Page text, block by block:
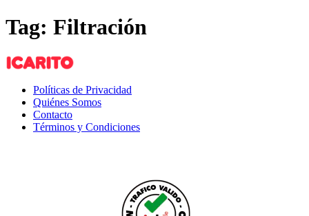
Tag: Filtración
Políticas de Privacidad
Quiénes Somos
Contacto
Términos y Condiciones